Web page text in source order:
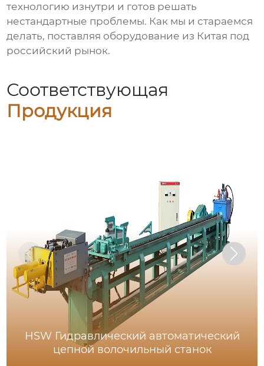
технологию изнутри и готов решать
нестандартные проблемы. Как мы и стараемся
делать, поставляя оборудование из Китая под
российский рынок.
Соответствующая
Продукция
HSW Гидравлический автоматический
цепной волочильный станок